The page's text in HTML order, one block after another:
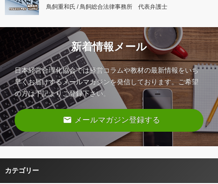
鳥飼重和氏 / 鳥飼総合法律事務所 代表弁護士
新着情報メール
日本経営合理化協会では経営コラムや教材の最新情報をいち
早くお届けするメールマガジンを発信しております。ご希望
の方は下記よりご登録下さい。
email メールマガジン登録する
カテゴリー